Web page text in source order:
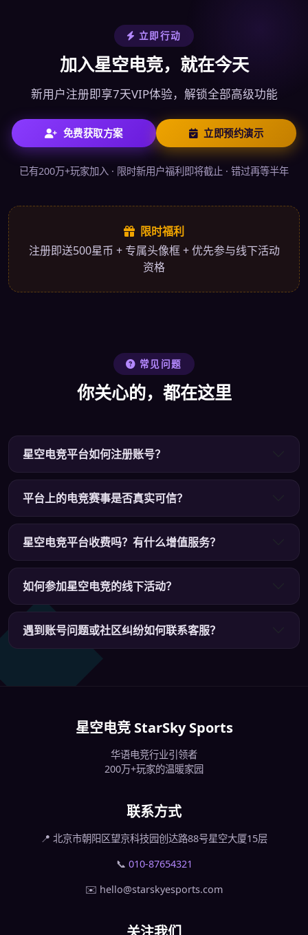
立即行动
加入星空电竞，就在今天
新用户注册即享7天VIP体验，解锁全部高级功能
免费获取方案 立即预约演示
已有200万+玩家加入 · 限时新用户福利即将截止 · 错过再等半年
限时福利
注册即送500星币 + 专属头像框 + 优先参与线下活动
资格
常见问题
你关心的，都在这里
星空电竞平台如何注册账号？
平台上的电竞赛事是否真实可信？
星空电竞平台收费吗？有什么增值服务？
如何参加星空电竞的线下活动？
遇到账号问题或社区纠纷如何联系客服？
星空电竞 StarSky Sports
华语电竞行业引领者
200万+玩家的温暖家园
联系方式
📍 北京市朝阳区望京科技园创达路88号星空大厦15层
📞 010-87654321
✉️ hello@starskyesports.com